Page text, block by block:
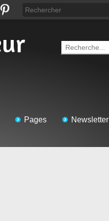
Pages Newsletter